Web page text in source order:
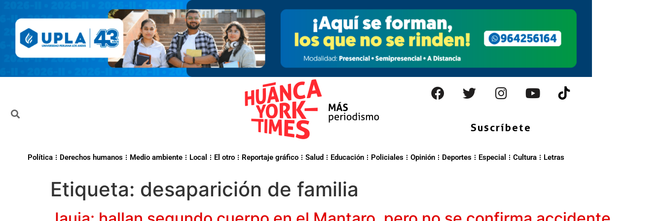
Suscríbete
Política Derechos humanos Medio ambiente Local El otro Reportaje gráfico Salud Educación Policiales Opinión Deportes Especial Cultura Letras
Etiqueta: desaparición de familia